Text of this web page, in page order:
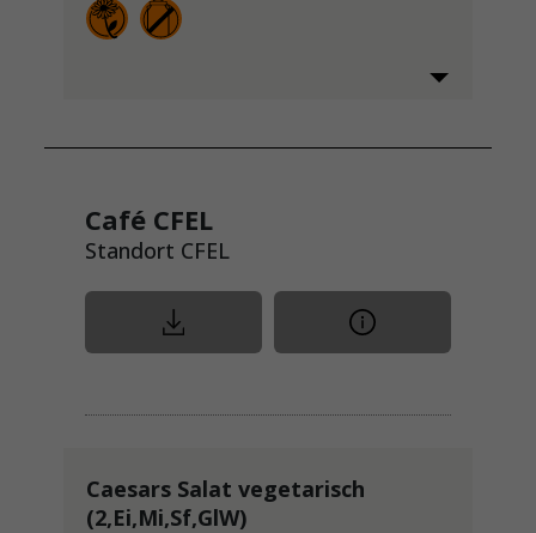
Café CFEL
Standort CFEL
Caesars Salat vegetarisch
(2,Ei,Mi,Sf,GlW)